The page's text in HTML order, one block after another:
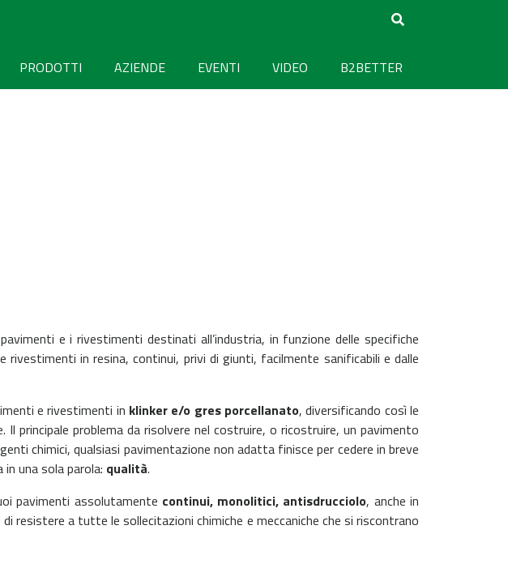
PRODOTTI AZIENDE EVENTI VIDEO B2BETTER
e i rivestimenti destinati all’industria, in funzione delle specifiche
in resina, continui, privi di giunti, facilmente sanificabili e dalle
e rivestimenti in klinker e/o gres porcellanato, diversificando così le
principale problema da risolvere nel costruire, o ricostruire, un pavimento
chimici, qualsiasi pavimentazione non adatta finisce per cedere in breve
una sola parola: qualità.
pavimenti assolutamente continui, monolitici, antisdrucciolo, anche in
a tutte le sollecitazioni chimiche e meccaniche che si riscontrano